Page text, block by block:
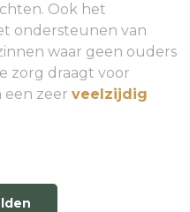
Ook het
ondersteunen van
waar geen ouders
zorg draagt voor
een zeer veelzijdig